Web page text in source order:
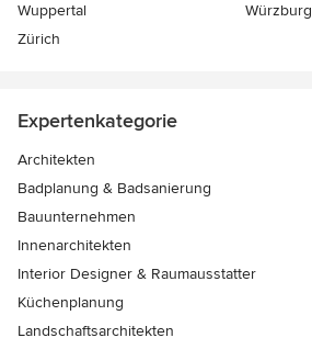
Wuppertal
Würzburg
Zürich
Expertenkategorie
Architekten
Badplanung & Badsanierung
Bauunternehmen
Innenarchitekten
Interior Designer & Raumausstatter
Küchenplanung
Landschaftsarchitekten